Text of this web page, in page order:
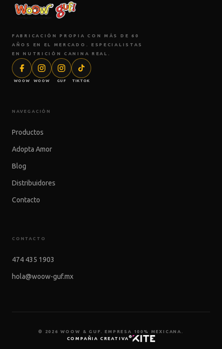
FABRICACIÓN PROPIA CON MÁS DE 60
AÑOS EN EL MERCADO. ESPECIALISTAS
EN NUTRICIÓN CANINA REAL.
WOOW WOOW GUF TIKTOK
NAVEGACIÓN
Productos
Adopta Amor
Blog
Distribuidores
Contacto
CONTACTO
474 435 1903
hola@woow-guf.mx
© 2026 WOOW & GUF. EMPRESA 100% MEXICANA.
COMPAÑIA CREATIVA